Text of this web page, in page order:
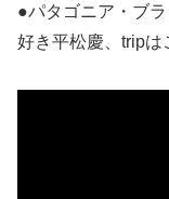
●パタゴニア・ブ
好き平松慶、tripは